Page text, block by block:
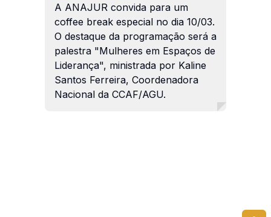
A ANAJUR convida para um
coffee break especial no dia 10/03.
O destaque da programação será a
palestra "Mulheres em Espaços de
Liderança", ministrada por Kaline
Santos Ferreira, Coordenadora
Nacional da CCAF/AGU.